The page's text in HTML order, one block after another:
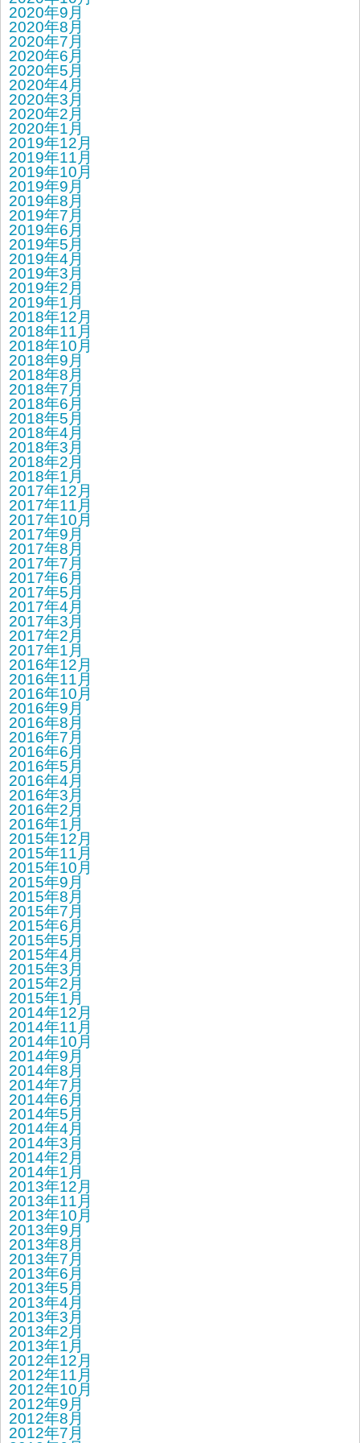
2020年9月
2020年8月
2020年7月
2020年6月
2020年5月
2020年4月
2020年3月
2020年2月
2020年1月
2019年12月
2019年11月
2019年10月
2019年9月
2019年8月
2019年7月
2019年6月
2019年5月
2019年4月
2019年3月
2019年2月
2019年1月
2018年12月
2018年11月
2018年10月
2018年9月
2018年8月
2018年7月
2018年6月
2018年5月
2018年4月
2018年3月
2018年2月
2018年1月
2017年12月
2017年11月
2017年10月
2017年9月
2017年8月
2017年7月
2017年6月
2017年5月
2017年4月
2017年3月
2017年2月
2017年1月
2016年12月
2016年11月
2016年10月
2016年9月
2016年8月
2016年7月
2016年6月
2016年5月
2016年4月
2016年3月
2016年2月
2016年1月
2015年12月
2015年11月
2015年10月
2015年9月
2015年8月
2015年7月
2015年6月
2015年5月
2015年4月
2015年3月
2015年2月
2015年1月
2014年12月
2014年11月
2014年10月
2014年9月
2014年8月
2014年7月
2014年6月
2014年5月
2014年4月
2014年3月
2014年2月
2014年1月
2013年12月
2013年11月
2013年10月
2013年9月
2013年8月
2013年7月
2013年6月
2013年5月
2013年4月
2013年3月
2013年2月
2013年1月
2012年12月
2012年11月
2012年10月
2012年9月
2012年8月
2012年7月